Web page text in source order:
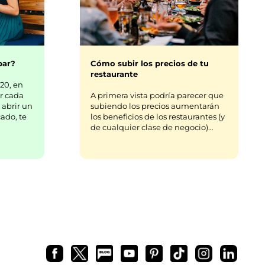
en
cada
abrir un
te
Cómo subir los precios de tu
restaurante
A primera vista podría parecer que
subiendo los precios aumentarán
los beneficios de los restaurantes (y
de cualquier clase de negocio)…